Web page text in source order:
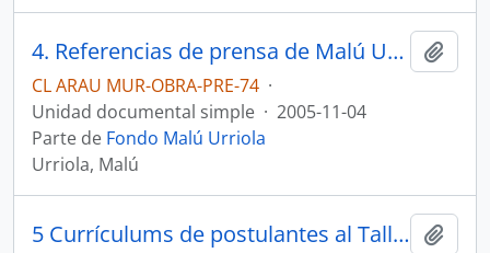
4. Referencias de prensa de Malú Urriola
CL ARAU MUR-OBRA-PRE-74 ·
Unidad documental simple · 2005-11-04
Parte de Fondo Malú Urriola
Urriola, Malú
5 Currículums de postulantes al Taller de Poesía enviado por Fundación Pablo Neruda a Malú Urriola